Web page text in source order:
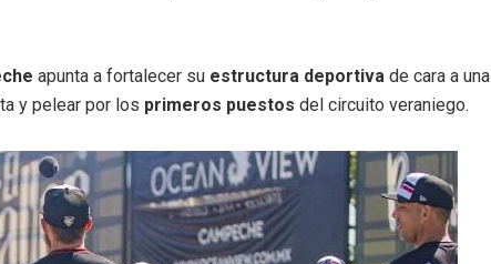
apunta a fortalecer su estructura deportiva de cara a una
y pelear por los primeros puestos del circuito veraniego.